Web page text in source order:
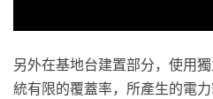
另外在基地台建置部分，使用
統有限的覆蓋率，所產生的電